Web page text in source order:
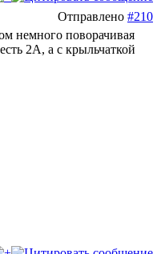
Отправлено #210
немного поворачивая
2А, а с крыльчаткой